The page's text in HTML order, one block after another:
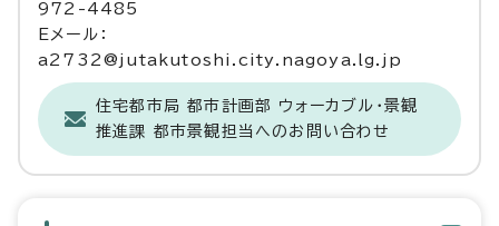
972-4485
Eメール：
a2732@jutakutoshi.city.nagoya.lg.jp
住宅都市局 都市計画部 ウォーカブル・景観
推進課 都市景観担当へのお問い合わせ